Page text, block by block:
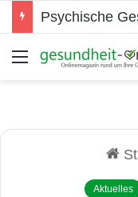
Psychische
Menü
Aktuelles